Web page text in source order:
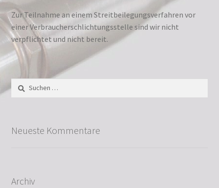
Zur Teilnahme an einem Streitbeilegungsverfahren vor
einer Verbraucherschlichtungsstelle sind wir nicht
verpflichtet und nicht bereit.
nach:
Neueste Kommentare
Archiv